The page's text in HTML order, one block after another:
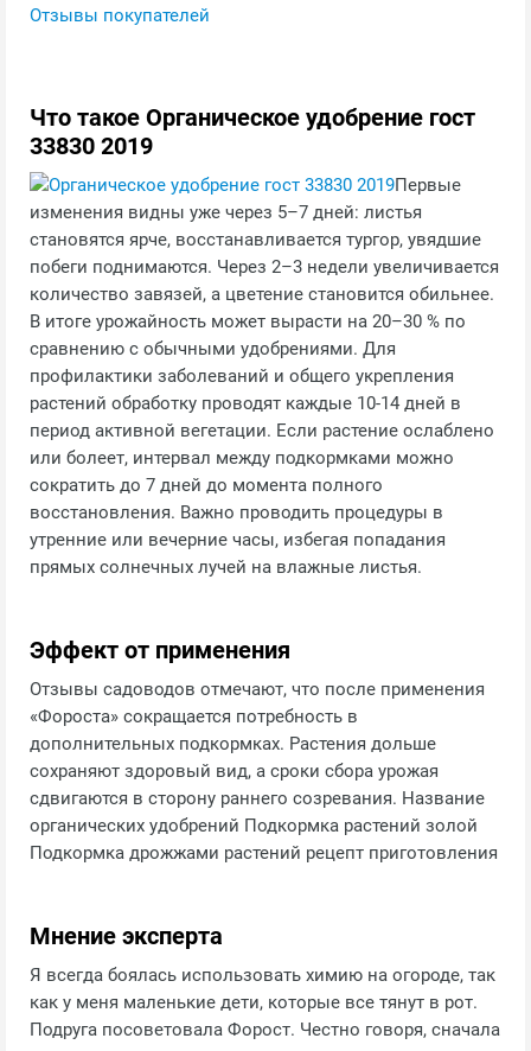
Отзывы покупателей
Что такое Органическое удобрение гост
33830 2019
Первые
изменения видны уже через 5–7 дней: листья
становятся ярче, восстанавливается тургор, увядшие
побеги поднимаются. Через 2–3 недели увеличивается
количество завязей, а цветение становится обильнее.
В итоге урожайность может вырасти на 20–30 % по
сравнению с обычными удобрениями. Для
профилактики заболеваний и общего укрепления
растений обработку проводят каждые 10-14 дней в
период активной вегетации. Если растение ослаблено
или болеет, интервал между подкормками можно
сократить до 7 дней до момента полного
восстановления. Важно проводить процедуры в
утренние или вечерние часы, избегая попадания
прямых солнечных лучей на влажные листья.
Эффект от применения
Отзывы садоводов отмечают, что после применения
«Фороста» сокращается потребность в
дополнительных подкормках. Растения дольше
сохраняют здоровый вид, а сроки сбора урожая
сдвигаются в сторону раннего созревания. Название
органических удобрений Подкормка растений золой
Подкормка дрожжами растений рецепт приготовления
Мнение эксперта
Я всегда боялась использовать химию на огороде, так
как у меня маленькие дети, которые все тянут в рот.
Подруга посоветовала Форост. Честно говоря, сначала